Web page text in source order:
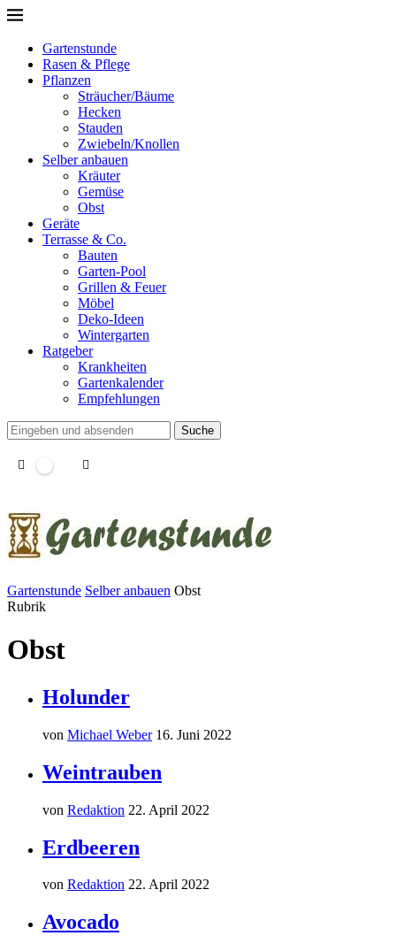
Gartenstunde
Rasen & Pflege
Pflanzen
Sträucher/Bäume
Hecken
Stauden
Zwiebeln/Knollen
Selber anbauen
Kräuter
Gemüse
Obst
Geräte
Terrasse & Co.
Bauten
Garten-Pool
Grillen & Feuer
Möbel
Deko-Ideen
Wintergarten
Ratgeber
Krankheiten
Gartenkalender
Empfehlungen
Suche
Gartenstunde Selber anbauen Obst
Rubrik
Obst
Holunder
von Michael Weber 16. Juni 2022
Weintrauben
von Redaktion 22. April 2022
Erdbeeren
von Redaktion 22. April 2022
Avocado